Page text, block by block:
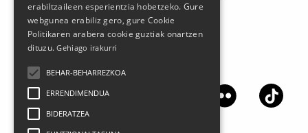
erabiltzaileen esperientzia hobetzeko. Gure
webgunea erabiliz gero, gure Cookie
Politikaren arabera cookie guztiak onartzen
dituzu.Gehiago irakurri
BEHAR-BEHARREZKOA
ERRENDIMENDUA
BIDERATZEA